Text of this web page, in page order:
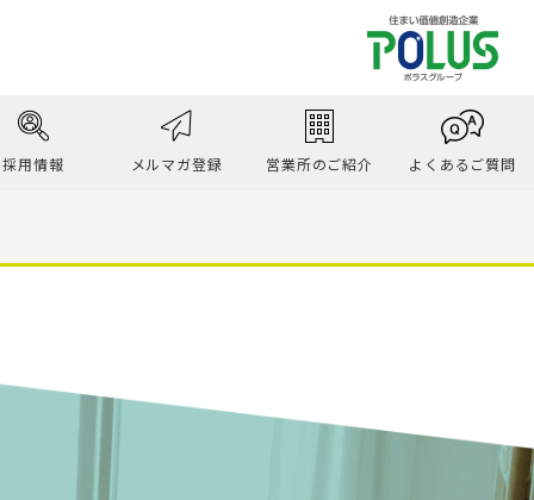
採用情報 メルマガ登録 営業所のご紹介 よくあるご質問
めに。